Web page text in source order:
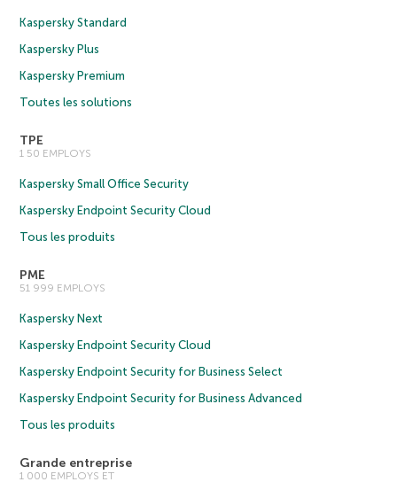
Kaspersky Standard
Kaspersky Plus
Kaspersky Premium
Toutes les solutions
TPE
1 50 EMPLOYS
Kaspersky Small Office Security
Kaspersky Endpoint Security Cloud
Tous les produits
PME
51 999 EMPLOYS
Kaspersky Next
Kaspersky Endpoint Security Cloud
Kaspersky Endpoint Security for Business Select
Kaspersky Endpoint Security for Business Advanced
Tous les produits
Grande entreprise
1 000 EMPLOYS ET